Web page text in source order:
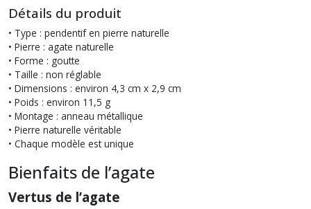
Détails du produit
• Type : pendentif en pierre naturelle
• Pierre : agate naturelle
• Forme : goutte
• Taille : non réglable
• Dimensions : environ 4,3 cm x 2,9 cm
• Poids : environ 11,5 g
• Montage : anneau métallique
• Pierre naturelle véritable
• Chaque modèle est unique
Bienfaits de l’agate
Vertus de l’agate